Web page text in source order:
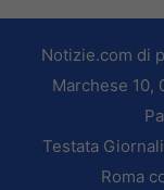
Notizie.com di
Marchese 10,
Testata
Roma